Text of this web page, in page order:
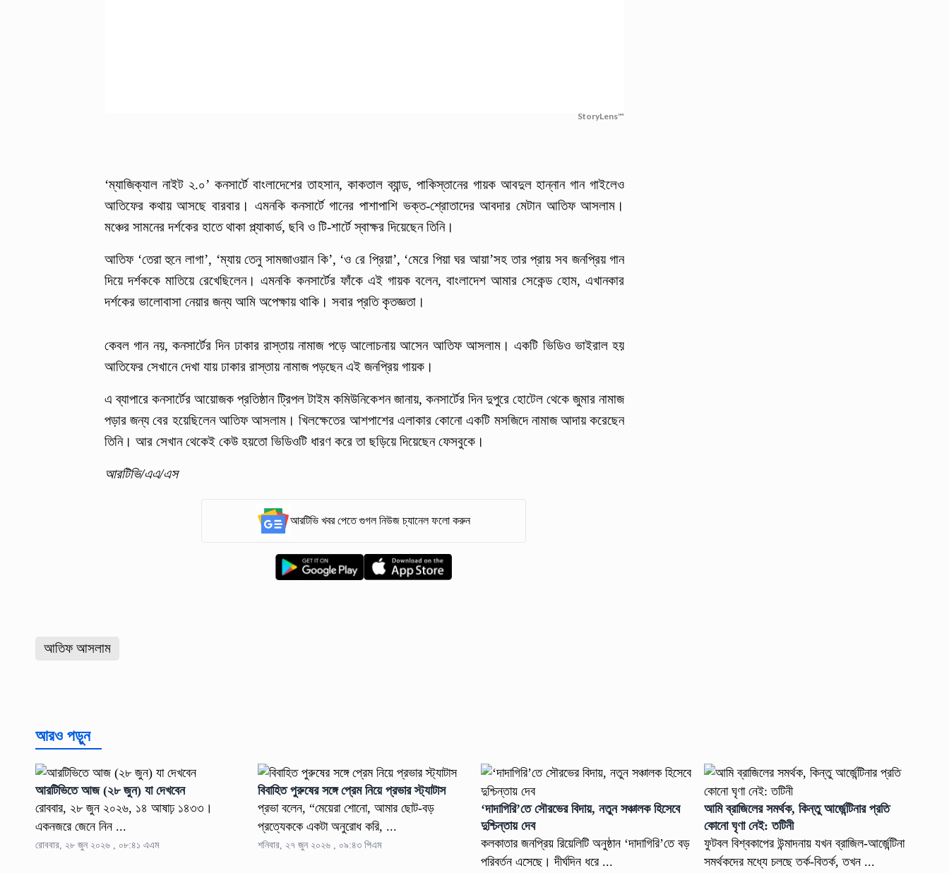
StoryLens™
‘ম্যাজিক্যাল নাইট ২.০’ কনসার্টে বাংলাদেশের তাহসান, কাকতাল ব্যান্ড, পাকিস্তানের গায়ক আবদুল হান্নান গান গাইলেও
আতিফের কথায় আসছে বারবার। এমনকি কনসার্টে গানের পাশাপাশি ভক্ত-শ্রোতাদের আবদার মেটান আতিফ আসলাম।
মঞ্চের সামনের দর্শকের হাতে থাকা প্ল্যাকার্ড, ছবি ও টি-শার্টে স্বাক্ষর দিয়েছেন তিনি।
আতিফ ‘তেরা হুনে লাগা’, ‘ম্যায় তেনু সামজাওয়ান কি’, ‘ও রে প্রিয়া’, ‘মেরে পিয়া ঘর আয়া’সহ তার প্রায় সব জনপ্রিয় গান
দিয়ে দর্শককে মাতিয়ে রেখেছিলেন। এমনকি কনসার্টের ফাঁকে এই গায়ক বলেন, বাংলাদেশ আমার সেকেন্ড হোম, এখানকার
দর্শকের ভালোবাসা নেয়ার জন্য আমি অপেক্ষায় থাকি। সবার প্রতি কৃতজ্ঞতা।
কেবল গান নয়, কনসার্টের দিন ঢাকার রাস্তায় নামাজ পড়ে আলোচনায় আসেন আতিফ আসলাম। একটি ভিডিও ভাইরাল হয়
আতিফের সেখানে দেখা যায় ঢাকার রাস্তায় নামাজ পড়ছেন এই জনপ্রিয় গায়ক।
এ ব্যাপারে কনসার্টের আয়োজক প্রতিষ্ঠান ট্রিপল টাইম কমিউনিকেশন জানায়, কনসার্টের দিন দুপুরে হোটেল থেকে জুমার নামাজ
পড়ার জন্য বের হয়েছিলেন আতিফ আসলাম। খিলক্ষেতের আশপাশের এলাকার কোনো একটি মসজিদে নামাজ আদায় করেছেন
তিনি। আর সেখান থেকেই কেউ হয়তো ভিডিওটি ধারণ করে তা ছড়িয়ে দিয়েছেন ফেসবুকে।
আরটিভি/এএ/এস
আরটিভি খবর পেতে গুগল নিউজ চ্যানেল ফলো করুন
আতিফ আসলাম
আরও পড়ুন
আরটিভিতে আজ (২৮ জুন) যা দেখবেন
রোববার, ২৮ জুন ২০২৬, ১৪ আষাঢ় ১৪৩৩।
একনজরে জেনে নিন ...
রোববার, ২৮ জুন ২০২৬ , ০৮:৪১ এএম
বিবাহিত পুরুষের সঙ্গে প্রেম নিয়ে প্রভার স্ট্যাটাস
প্রভা বলেন, “মেয়েরা শোনো, আমার ছোট-বড়
প্রত্যেককে একটা অনুরোধ করি, ...
শনিবার, ২৭ জুন ২০২৬ , ০৯:৪৩ পিএম
‘দাদাগিরি’তে সৌরভের বিদায়, নতুন সঞ্চালক হিসেবে
দুশ্চিন্তায় দেব
কলকাতার জনপ্রিয় রিয়েলিটি অনুষ্ঠান ‘দাদাগিরি’তে বড়
পরিবর্তন এসেছে। দীর্ঘদিন ধরে ...
আমি ব্রাজিলের সমর্থক, কিন্তু আর্জেন্টিনার প্রতি
কোনো ঘৃণা নেই: তটিনী
ফুটবল বিশ্বকাপের উন্মাদনায় যখন ব্রাজিল-আর্জেন্টিনা
সমর্থকদের মধ্যে চলছে তর্ক-বিতর্ক, তখন ...